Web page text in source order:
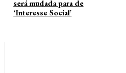
será mudada para de
‘Interesse Social’